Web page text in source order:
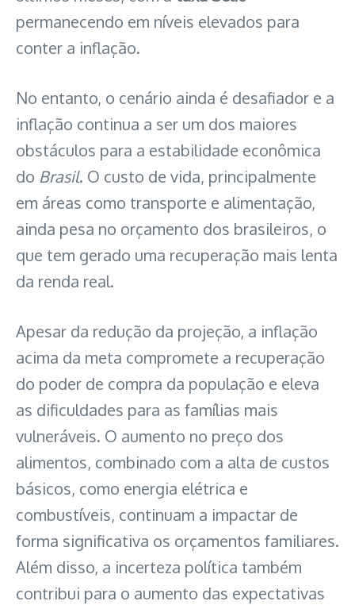
permanecendo em níveis elevados para
conter a inflação.
No entanto, o cenário ainda é desafiador e a
inflação continua a ser um dos maiores
obstáculos para a estabilidade econômica
do Brasil. O custo de vida, principalmente
em áreas como transporte e alimentação,
ainda pesa no orçamento dos brasileiros, o
que tem gerado uma recuperação mais lenta
da renda real.
Apesar da redução da projeção, a inflação
acima da meta compromete a recuperação
do poder de compra da população e eleva
as dificuldades para as famílias mais
vulneráveis. O aumento no preço dos
alimentos, combinado com a alta de custos
básicos, como energia elétrica e
combustíveis, continuam a impactar de
forma significativa os orçamentos familiares.
Além disso, a incerteza política também
contribui para o aumento das expectativas